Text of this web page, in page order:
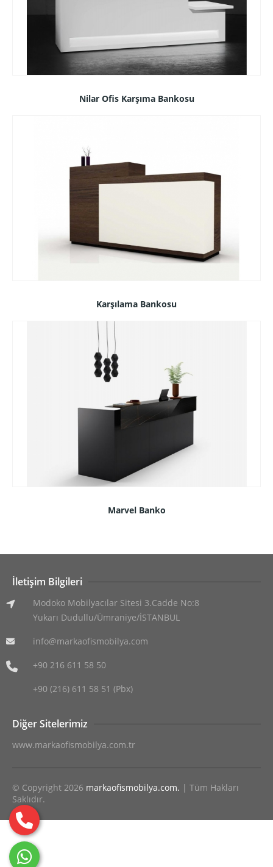
Nilar Ofis Karşıma Bankosu
Karşılama Bankosu
Marvel Banko
İletişim Bilgileri
Modoko Mobilyacılar Sitesi 3.Cadde No:8
Yukarı Dudullu/Ümraniye/İSTANBUL
info@markaofismobilya.com
+90 216 611 58 50
+90 (216) 611 58 51 (Pbx)
Diğer Sitelerimiz
www.markaofismobilya.com.tr
© Copyright 2026 markaofismobilya.com. | Tüm Hakları
Saklıdır.